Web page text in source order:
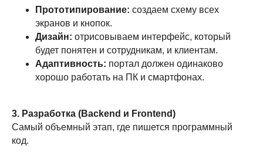
Прототипирование: создаем схему всех
экранов и кнопок.
Дизайн: отрисовываем интерфейс, который
будет понятен и сотрудникам, и клиентам.
Адаптивность: портал должен одинаково
хорошо работать на ПК и смартфонах.
3. Разработка (Backend и Frontend)
Самый объемный этап, где пишется программный
код.
Навигация сайта
О компании
Услуги
Портфолио
Контакты